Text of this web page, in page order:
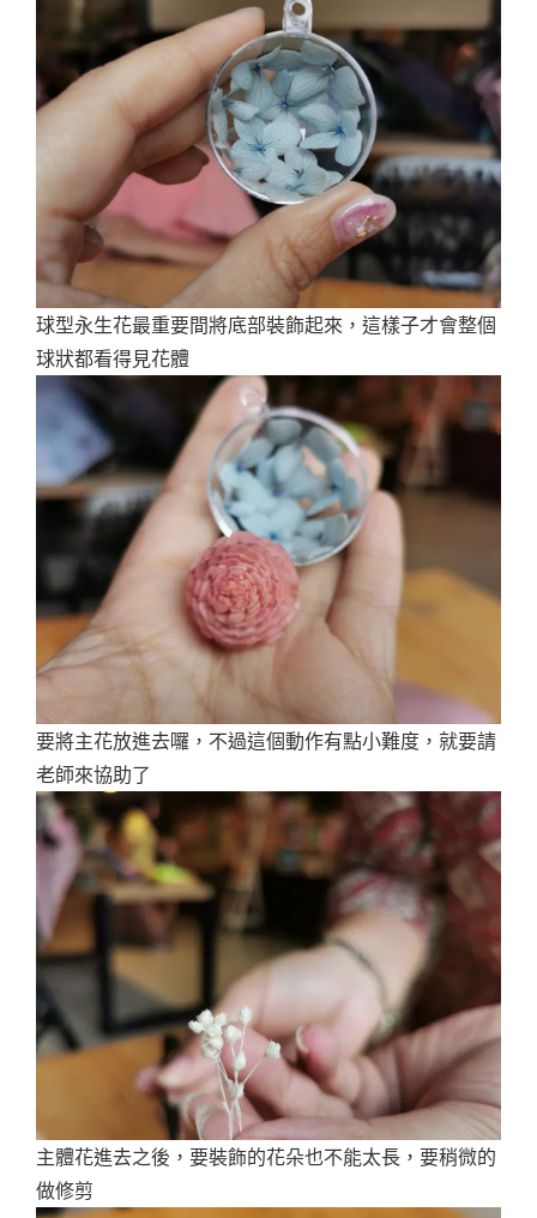
球型永生花最重要間將底部裝飾起來，這樣子才會整個
球狀都看得見花體
要將主花放進去囉，不過這個動作有點小難度，就要請
老師來協助了
主體花進去之後，要裝飾的花朵也不能太長，要稍微的
做修剪